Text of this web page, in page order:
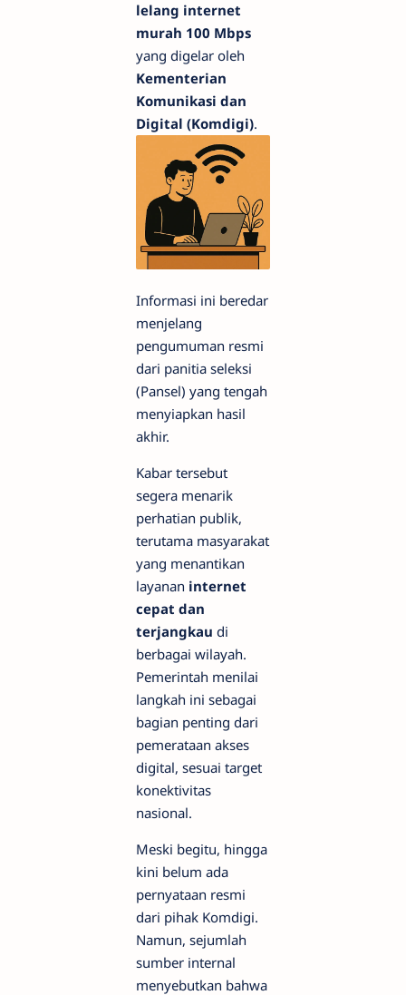
lelang internet
murah 100 Mbps
yang digelar oleh
Kementerian
Komunikasi dan
Digital (Komdigi).
Informasi ini beredar
menjelang
pengumuman resmi
dari panitia seleksi
(Pansel) yang tengah
menyiapkan hasil
akhir.
Kabar tersebut
segera menarik
perhatian publik,
terutama masyarakat
yang menantikan
layanan internet
cepat dan
terjangkau di
berbagai wilayah.
Pemerintah menilai
langkah ini sebagai
bagian penting dari
pemerataan akses
digital, sesuai target
konektivitas
nasional.
Meski begitu, hingga
kini belum ada
pernyataan resmi
dari pihak Komdigi.
Namun, sejumlah
sumber internal
menyebutkan bahwa